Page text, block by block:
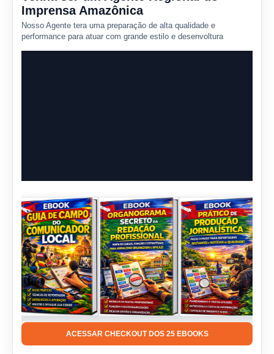
Imprensa Amazônica
Nosso Agente tera uma preparação de alta qualidade e
performance para atuar com grande estilo e desenvoltura
ACESSAR CHECKOUT DOS 25 EBOOKS